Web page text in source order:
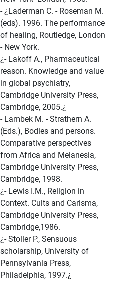
- ¿Laderman C. - Roseman M.
(eds). 1996. The performance
of healing, Routledge, London
- New York.
¿- Lakoff A., Pharmaceutical
reason. Knowledge and value
in global psychiatry,
Cambridge University Press,
Cambridge, 2005.¿
- Lambek M. - Strathern A.
(Eds.), Bodies and persons.
Comparative perspectives
from Africa and Melanesia,
Cambridge University Press,
Cambridge, 1998.
¿- Lewis I.M., Religion in
Context. Cults and Carisma,
Cambridge University Press,
Cambridge,1986.
¿- Stoller P., Sensuous
scholarship, University of
Pennsylvania Press,
Philadelphia, 1997.¿